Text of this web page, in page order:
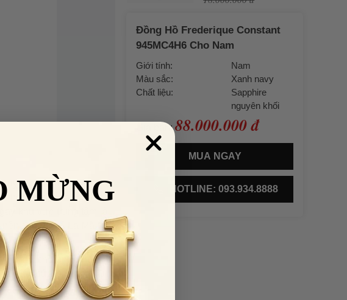
Đồng
LẤY MÃ
Điều kiện
động đặc sắc mà
hoàn thiện với họa tiết
khu vực trung tâm là
cho bộ số La Mã cổ
thiện cho phong cách
như cửa sổ lịch tuần
Đồng Hồ Frederique Constant
945MC4H6 Cho Nam
Giới tính:
Nam
Màu sắc:
Xanh navy
Chất liệu:
Sapphire
nguyên khối
Giá bán:88.000.000 đ
MUA NGAY
HOTLINE: 093.934.8888
MỪNG